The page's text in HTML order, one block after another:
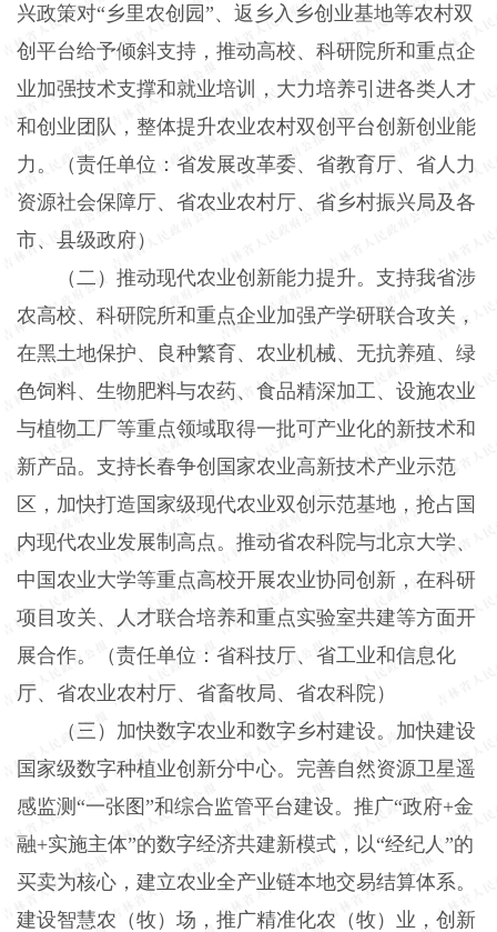
兴政策对“乡里农创园”、返乡入乡创业基地等农村双
创平台给予倾斜支持，推动高校、科研院所和重点企
业加强技术支撑和就业培训，大力培养引进各类人才
和创业团队，整体提升农业农村双创平台创新创业能
力。（责任单位：省发展改革委、省教育厅、省人力
资源社会保障厅、省农业农村厅、省乡村振兴局及各
市、县级政府）
（二）推动现代农业创新能力提升。支持我省涉
农高校、科研院所和重点企业加强产学研联合攻关，
在黑土地保护、良种繁育、农业机械、无抗养殖、绿
色饲料、生物肥料与农药、食品精深加工、设施农业
与植物工厂等重点领域取得一批可产业化的新技术和
新产品。支持长春争创国家农业高新技术产业示范
区，加快打造国家级现代农业双创示范基地，抢占国
内现代农业发展制高点。推动省农科院与北京大学、
中国农业大学等重点高校开展农业协同创新，在科研
项目攻关、人才联合培养和重点实验室共建等方面开
展合作。（责任单位：省科技厅、省工业和信息化
厅、省农业农村厅、省畜牧局、省农科院）
（三）加快数字农业和数字乡村建设。加快建设
国家级数字种植业创新分中心。完善自然资源卫星遥
感监测“一张图”和综合监管平台建设。推广“政府+金
融+实施主体”的数字经济共建新模式，以“经纪人”的
买卖为核心，建立农业全产业链本地交易结算体系。
建设智慧农（牧）场，推广精准化农（牧）业，创新